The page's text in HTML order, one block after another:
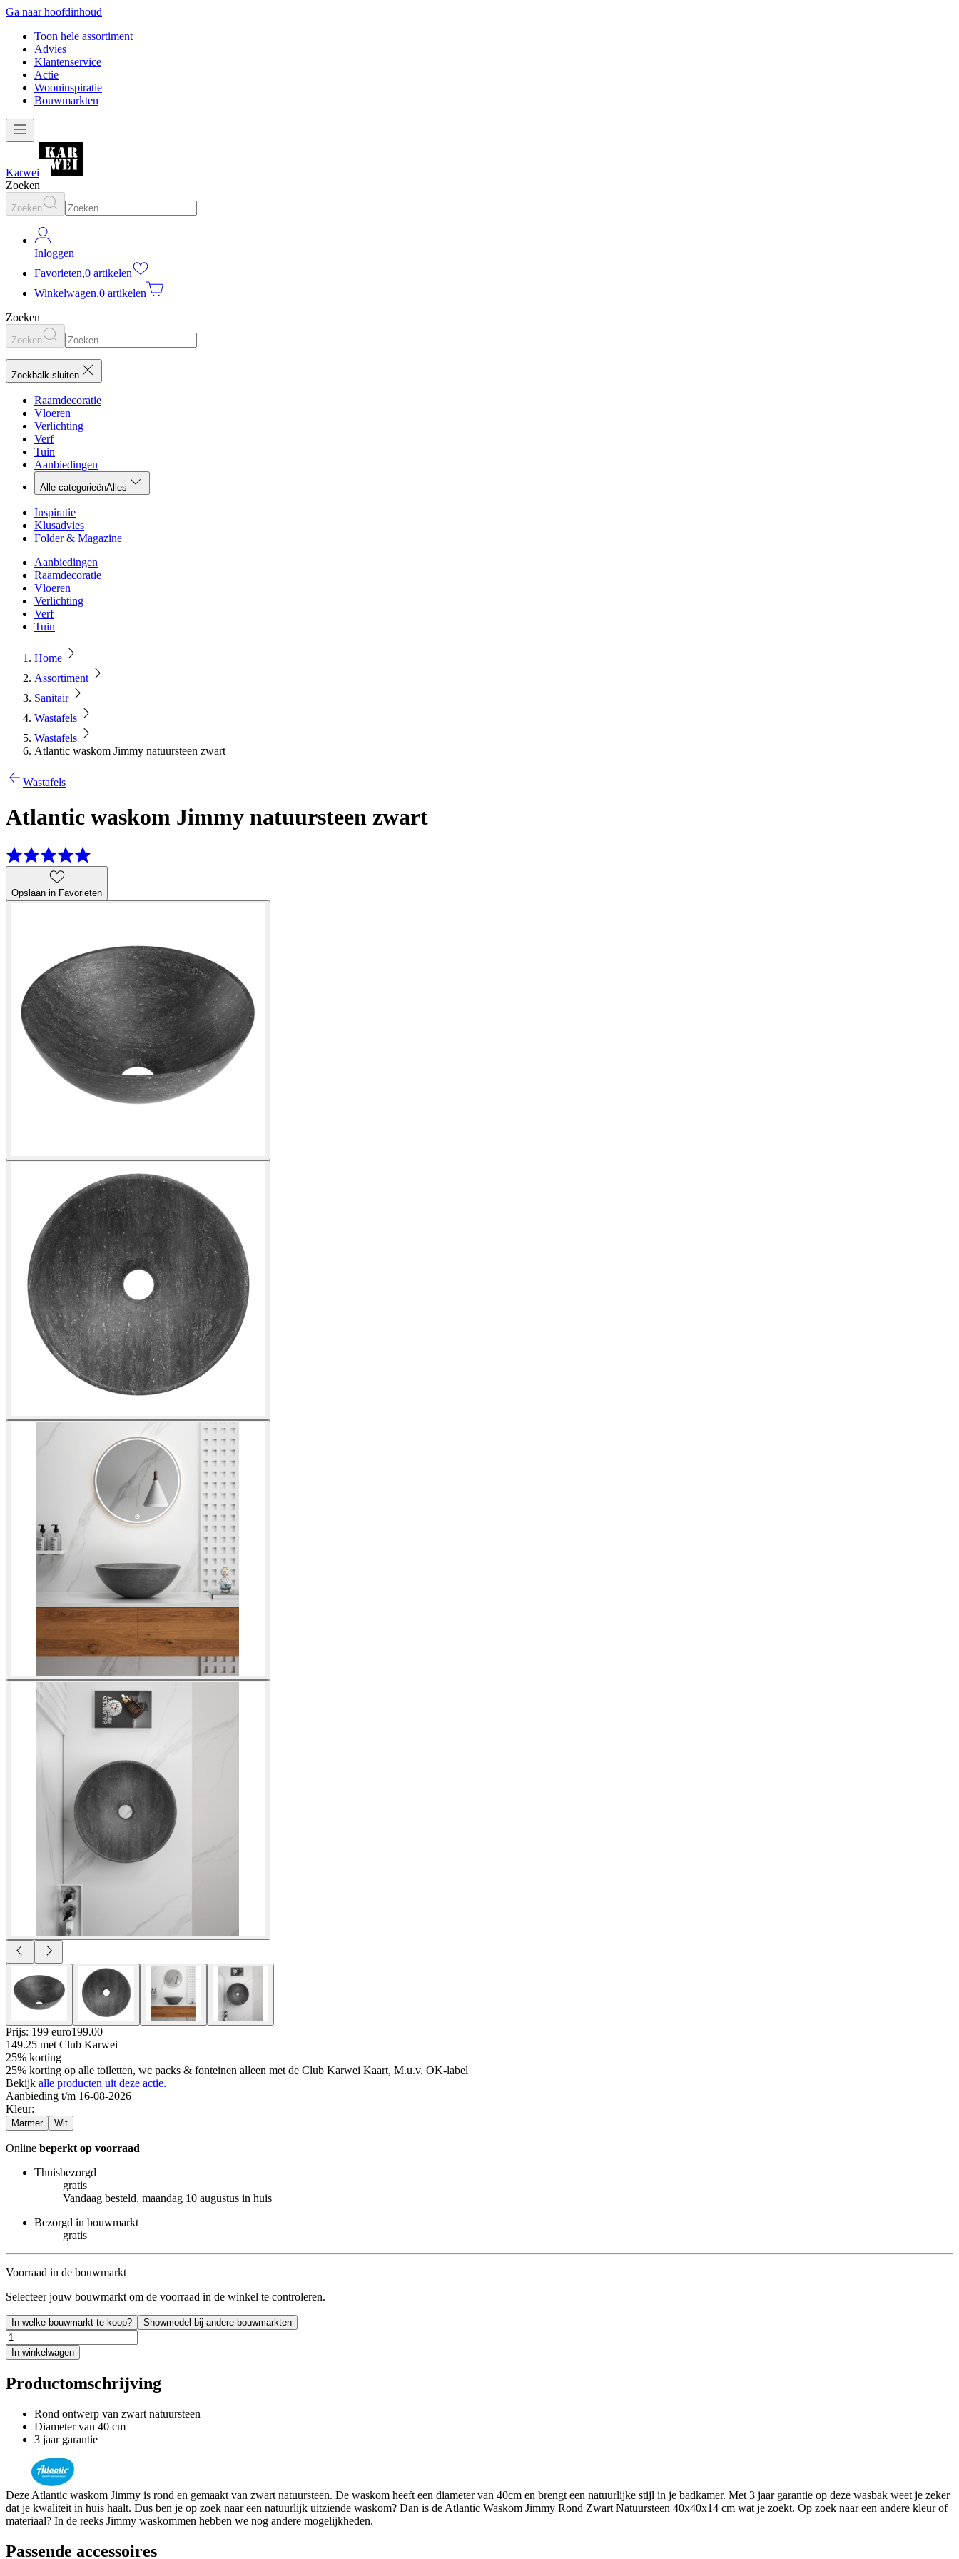
Ga naar hoofdinhoud
Toon hele assortiment
Advies
Klantenservice
Actie
Wooninspiratie
Bouwmarkten
Karwei
Zoeken
Zoeken
Inloggen
Favorieten,0 artikelen
Winkelwagen,0 artikelen
Zoeken
Zoeken
Zoekbalk sluiten
Raamdecoratie
Vloeren
Verlichting
Verf
Tuin
Aanbiedingen
Alle categorieënAlles
Inspiratie
Klusadvies
Folder & Magazine
Aanbiedingen
Raamdecoratie
Vloeren
Verlichting
Verf
Tuin
Home
Assortiment
Sanitair
Wastafels
Wastafels
Atlantic waskom Jimmy natuursteen zwart
Wastafels
Atlantic waskom Jimmy natuursteen zwart
Opslaan in Favorieten
Prijs: 199 euro199.00
149.25 met Club Karwei
25% korting
25% korting op alle toiletten, wc packs & fonteinen alleen met de Club Karwei Kaart, M.u.v. OK-label
Bekijk alle producten uit deze actie.
Aanbieding t/m 16-08-2026
Kleur:
Marmer Wit
Online beperkt op voorraad
Thuisbezorgd
gratis
Vandaag besteld, maandag 10 augustus in huis
Bezorgd in bouwmarkt
gratis
Voorraad in de bouwmarkt
Selecteer jouw bouwmarkt om de voorraad in de winkel te controleren.
In welke bouwmarkt te koop? Showmodel bij andere bouwmarkten
In winkelwagen
Productomschrijving
Rond ontwerp van zwart natuursteen
Diameter van 40 cm
3 jaar garantie
Deze Atlantic waskom Jimmy is rond en gemaakt van zwart natuursteen. De waskom heeft een diameter van 40cm en brengt een natuurlijke stijl in je badkamer. Met 3 jaar garantie op deze wasbak weet je zeker
dat je kwaliteit in huis haalt. Dus ben je op zoek naar een natuurlijk uitziende waskom? Dan is de Atlantic Waskom Jimmy Rond Zwart Natuursteen 40x40x14 cm wat je zoekt. Op zoek naar een andere kleur of
materiaal? In de reeks Jimmy waskommen hebben we nog andere mogelijkheden.
Passende accessoires